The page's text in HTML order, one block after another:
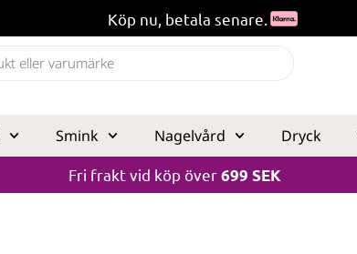
Köp nu, betala senare.
Smink Nagelvård Dryck
Fri frakt vid köp över699 SEK